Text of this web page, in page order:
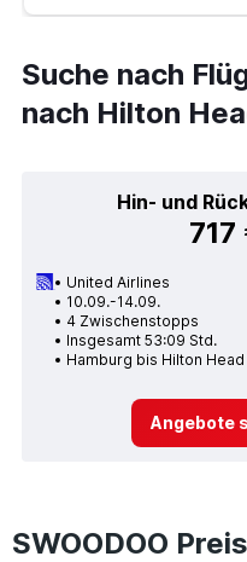
Suche nach
nach Hilton
Hin- und
717
United Airlines
10.09.-14.09.
4 Zwischenstopps
Insgesamt 53:09 Std.
Hamburg bis Hilton Head
Angebote
SWOODOO